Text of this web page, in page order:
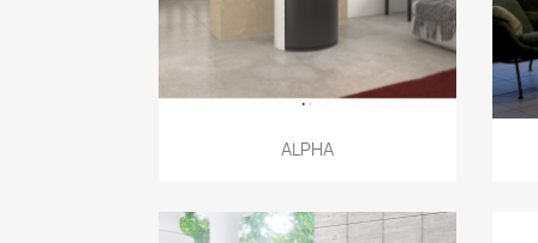
Aperçu rapide
ALPHA